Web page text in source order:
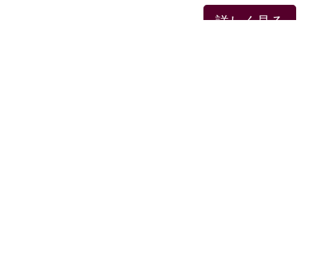
詳しく見る